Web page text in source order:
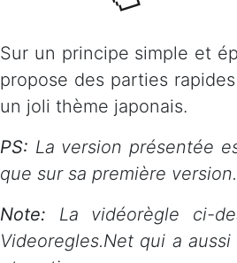
Sur un principe simple et
propose des parties
un joli thème japonais.
PS: La version présentée
que sur sa première version.
Note: La vidéorègle ci-
Videoregles.Net qui a